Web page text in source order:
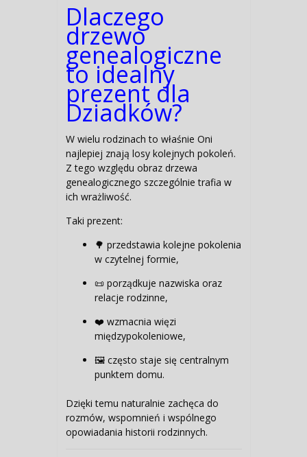
Dlaczego
drzewo
genealogiczne
to idealny
prezent dla
Dziadków?
W wielu rodzinach to właśnie Oni
najlepiej znają losy kolejnych pokoleń.
Z tego względu obraz drzewa
genealogicznego szczególnie trafia w
ich wrażliwość.
Taki prezent:
🌳 przedstawia kolejne pokolenia
w czytelnej formie,
📜 porządkuje nazwiska oraz
relacje rodzinne,
❤️ wzmacnia więzi
międzypokoleniowe,
🖼️ często staje się centralnym
punktem domu.
Dzięki temu naturalnie zachęca do
rozmów, wspomnień i wspólnego
opowiadania historii rodzinnych.